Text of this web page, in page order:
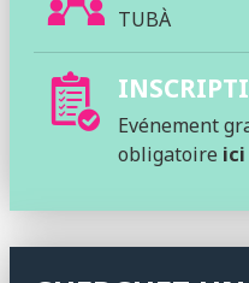
TUBÀ
Evénement
obligatoire ici